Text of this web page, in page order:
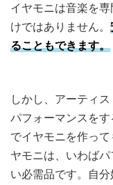
イヤモニは音楽を
けではありません。
ることもできます。
しかし、アーティ
パフォーマンスを
でイヤモニを作っ
ヤモニは、いわば
い必需品です。自